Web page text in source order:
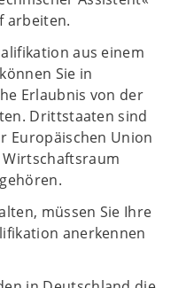
arbeiten.
aus einem
Sie in
Erlaubnis von der
Drittstaaten sind
Europäischen Union
Wirtschaftsraum
müssen Sie Ihre
anerkennen